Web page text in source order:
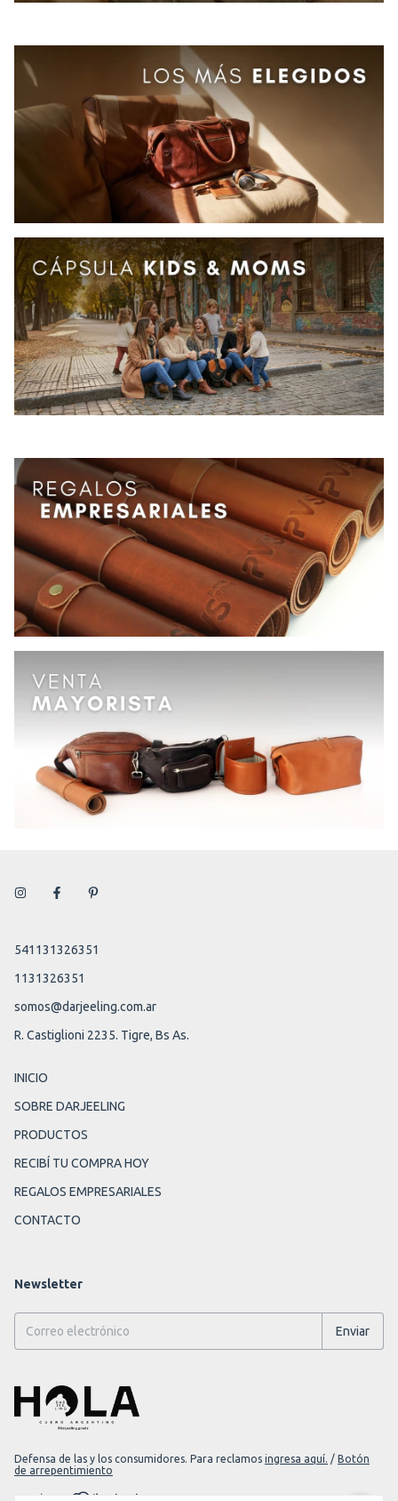
541131326351
1131326351
somos@darjeeling.com.ar
R. Castiglioni 2235. Tigre, Bs As.
INICIO
SOBRE DARJEELING
PRODUCTOS
RECIBÍ TU COMPRA HOY
REGALOS EMPRESARIALES
CONTACTO
Newsletter
Defensa de las y los consumidores. Para reclamos ingresa aquí. / Botón
de arrepentimiento